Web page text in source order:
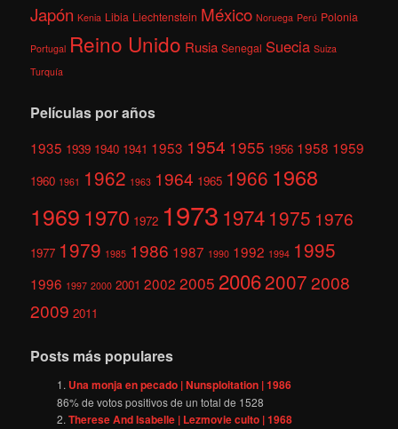
Japón Kenia Libia Liechtenstein México Noruega Perú Polonia
Portugal Reino Unido Rusia Senegal Suecia Suiza
Turquía
Películas por años
1935 1939 1940 1941 1953 1954 1955 1956 1958 1959
1960 1961 1962 1963 1964 1965 1966 1968
1969 1970 1972 1973 1974 1975 1976
1977 1979 1985 1986 1987 1990 1992 1994 1995
1996 1997 2000 2001 2002 2005 200620072008
2009 2011
Posts más populares
Una monja en pecado | Nunsploitation | 1986
86% de votos positivos de un total de 1528
Therese And Isabelle | Lezmovie culto | 1968